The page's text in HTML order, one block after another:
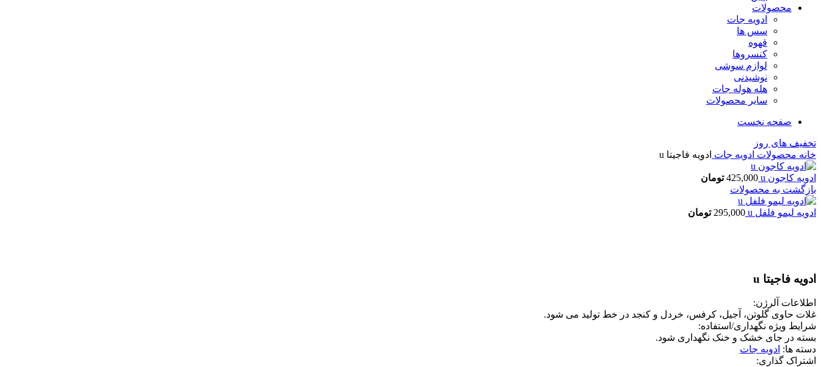
محصولات
ادویه جات
سس ها
قهوه
کنسروها
لوازم سوشی
نوشیدنی
هله هوله جات
سایر محصولات
صفحه نخست
تخفیف های روز
خانه محصولات ادویه جات ادویه فاجیتا u
ادویه کاجون u 425,000 تومان
بازگشت به محصولات
ادویه لیمو فلفل u 295,000 تومان
ادویه فاجیتا u
اطلاعات آلرژن:
غلات حاوی گلوتن، آجیل، کرفس، خردل و کنجد در خط تولید می شود.
شرایط ویژه نگهداری/استفاده:
بسته در جای خشک و خنک نگهداری شود.
دسته ها: ادویه جات
اشتراک گذاری: